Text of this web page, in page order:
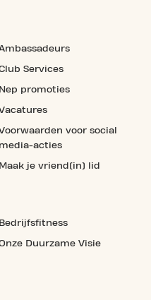
Services
Nep promoties
voor social
media-acties
Maak je vriend(in) lid
Bedrijfsfitness
Duurzame Visie